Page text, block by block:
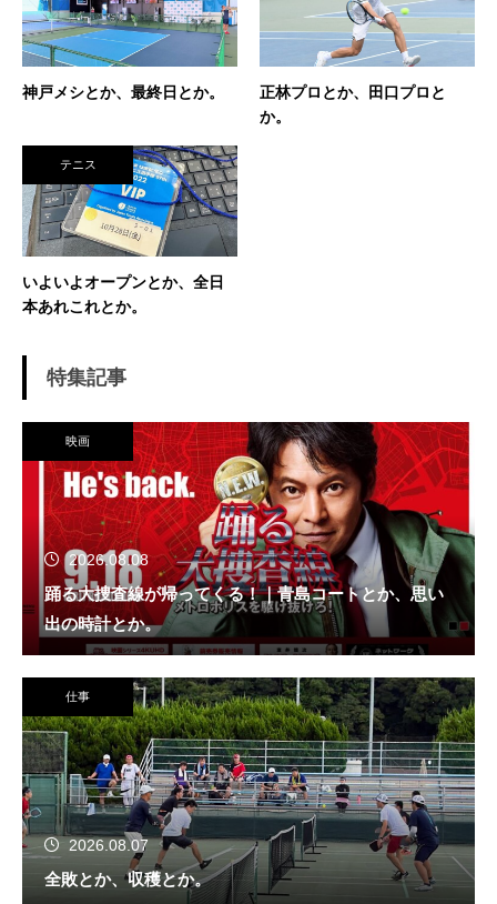
が、今に至り、テニスで生きているという不思
議な人生。 テニスを軸にたくさん勉強させても
らったことを駆使して、 テニス業界、スポーツ
ビジネス界で生きている今現在。 座右の銘は
「努力に勝る天才なし」 セミナー講師や研修も
神戸メシとか、最終日とか。
正林プロとか、田口プロと
か。
テニス
いよいよオープンとか、全日
本あれこれとか。
特集記事
映画
2026.08.08
踊る大捜査線が帰ってくる！｜青島コートとか、思い
出の時計とか。
仕事
2026.08.07
全敗とか、収穫とか。